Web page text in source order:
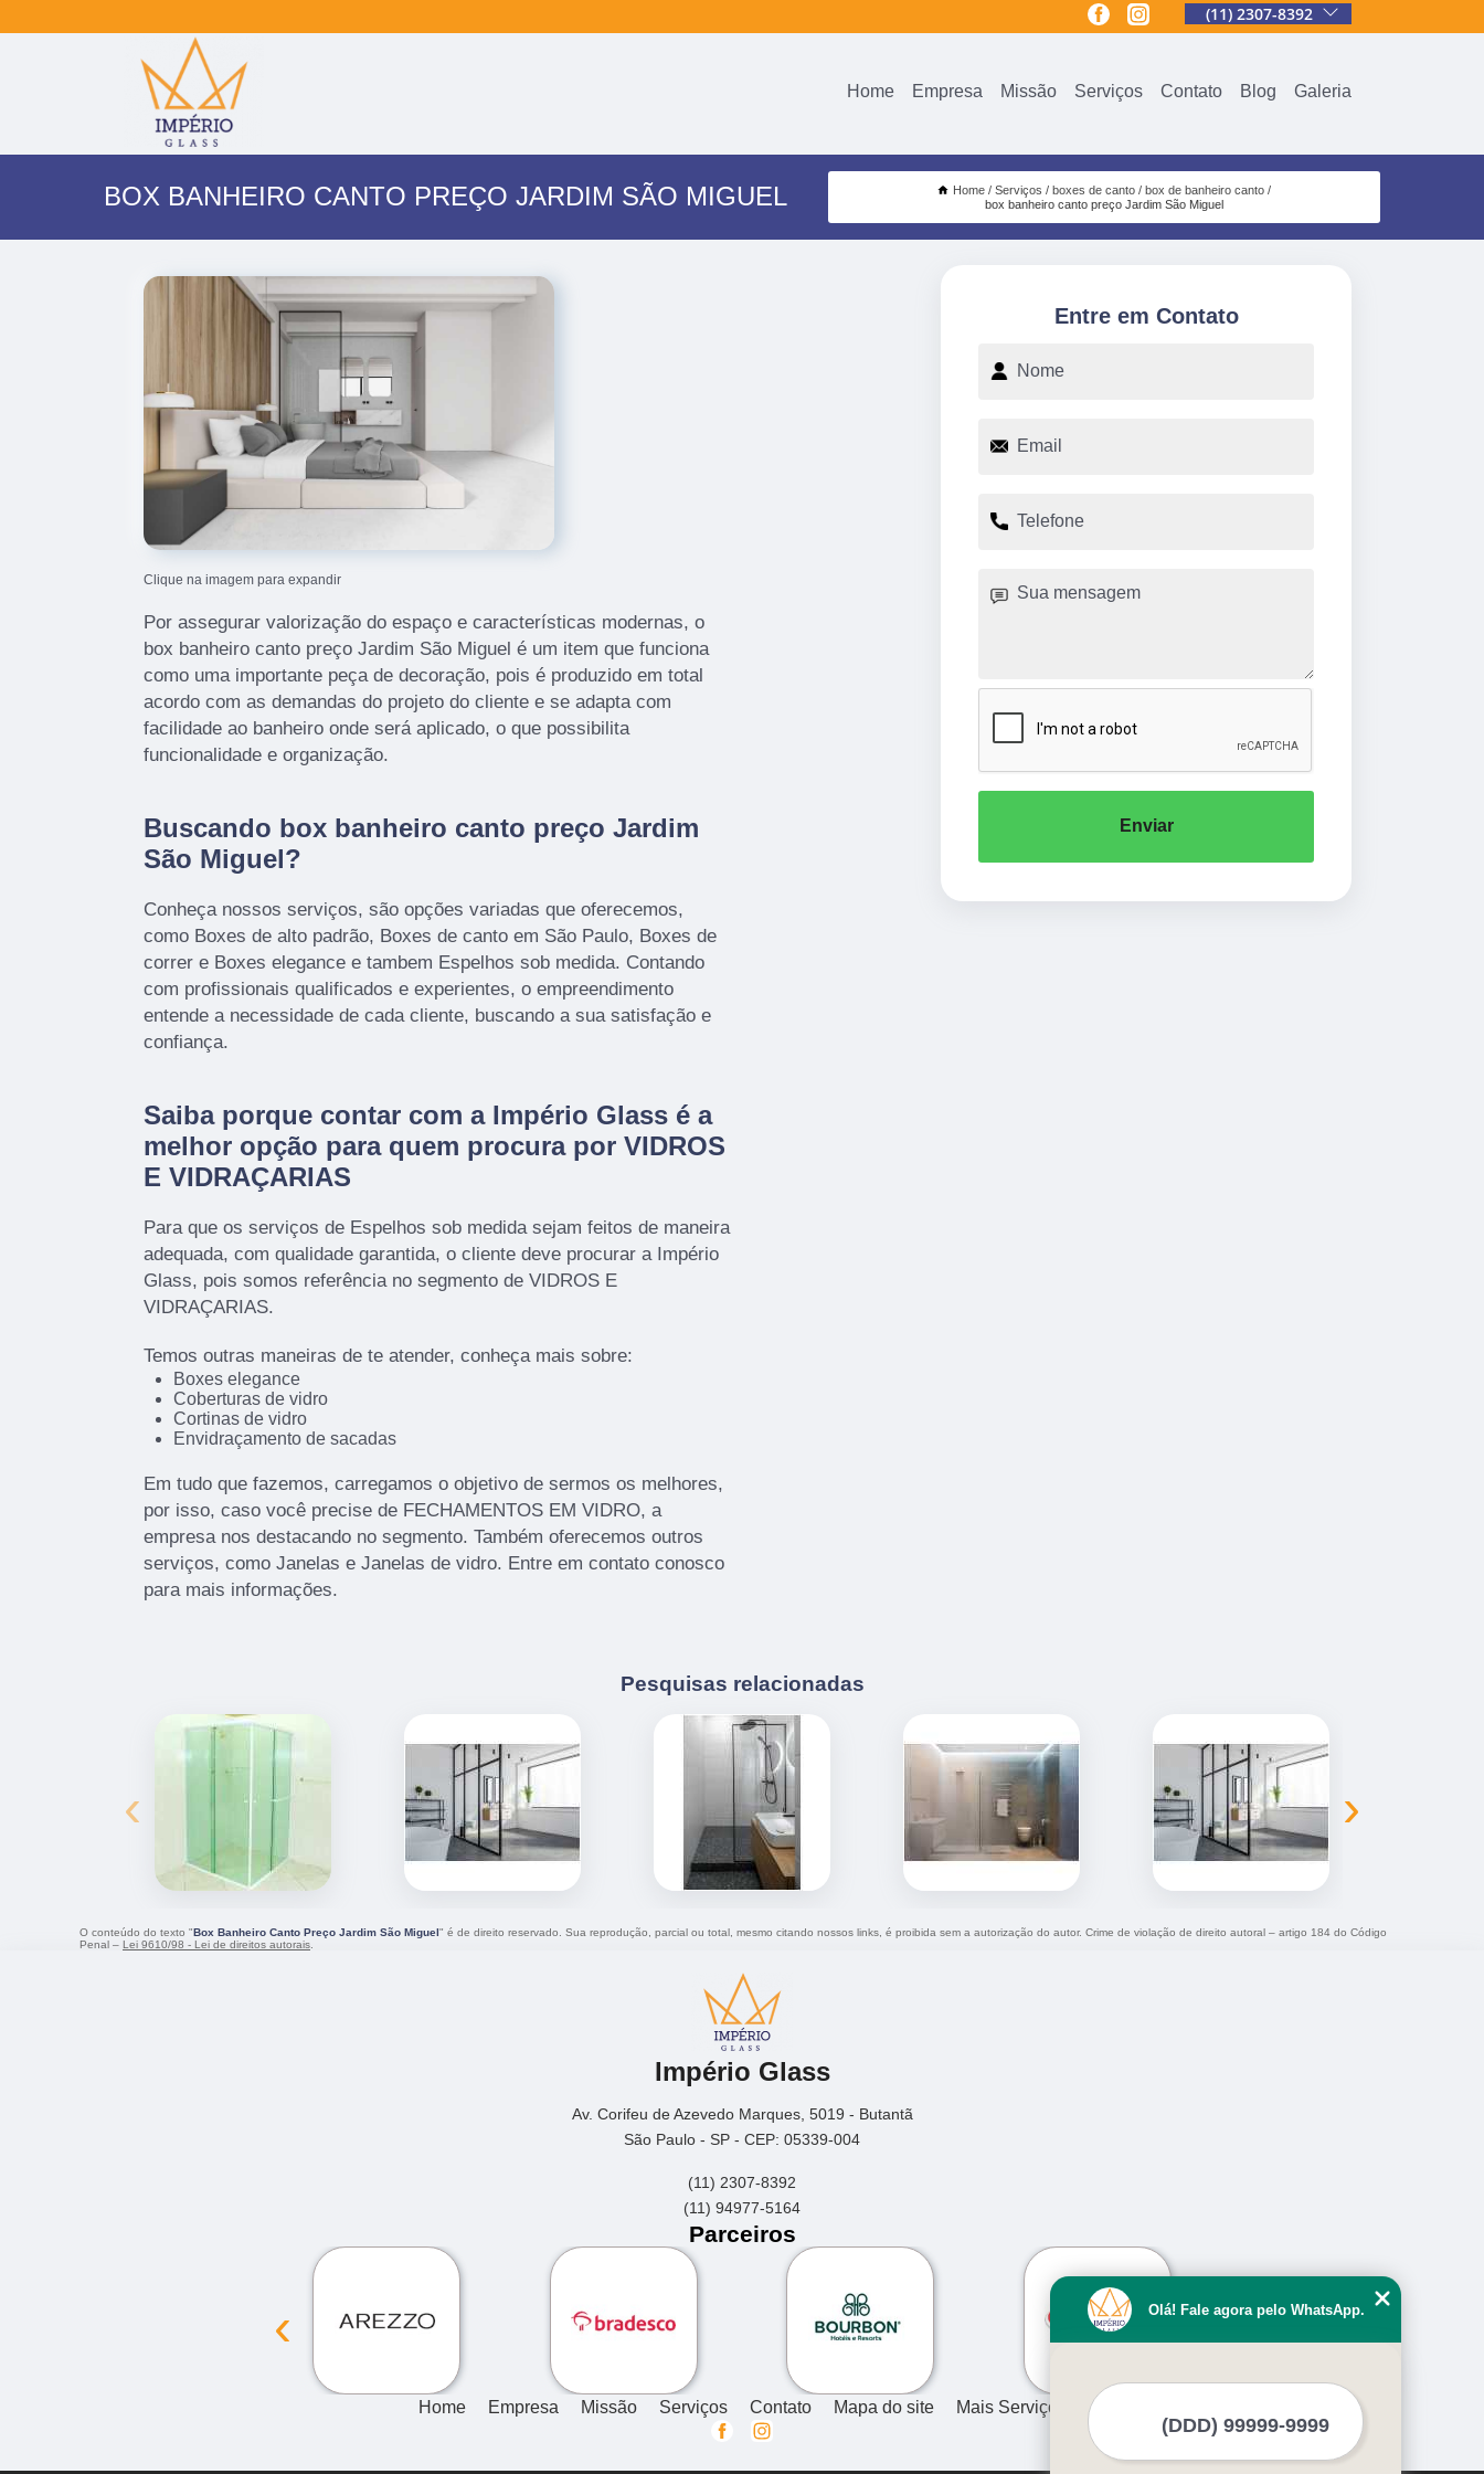
(11) 2307-8392
Home Empresa Missão Serviços Contato Blog Galeria
BOX BANHEIRO CANTO PREÇO JARDIM SÃO MIGUEL Home Serviços boxes de canto
box de banheiro canto
box banheiro canto preço Jardim São Miguel
Clique na imagem para expandir
Por assegurar valorização do espaço e características modernas, o
box banheiro canto preço Jardim São Miguel é um item que funciona
como uma importante peça de decoração, pois é produzido em total
acordo com as demandas do projeto do cliente e se adapta com
facilidade ao banheiro onde será aplicado, o que possibilita
funcionalidade e organização.
Buscando box banheiro canto preço Jardim
São Miguel?
Conheça nossos serviços, são opções variadas que oferecemos,
como Boxes de alto padrão, Boxes de canto em São Paulo, Boxes de
correr e Boxes elegance e tambem Espelhos sob medida. Contando
com profissionais qualificados e experientes, o empreendimento
entende a necessidade de cada cliente, buscando a sua satisfação e
confiança.
Saiba porque contar com a Império Glass é a
melhor opção para quem procura por VIDROS
E VIDRAÇARIAS
Para que os serviços de Espelhos sob medida sejam feitos de maneira
adequada, com qualidade garantida, o cliente deve procurar a Império
Glass, pois somos referência no segmento de VIDROS E
VIDRAÇARIAS.
Temos outras maneiras de te atender, conheça mais sobre:
Boxes elegance
Coberturas de vidro
Cortinas de vidro
Envidraçamento de sacadas
Em tudo que fazemos, carregamos o objetivo de sermos os melhores,
por isso, caso você precise de FECHAMENTOS EM VIDRO, a
empresa nos destacando no segmento. Também oferecemos outros
serviços, como Janelas e Janelas de vidro. Entre em contato conosco
para mais informações.
Entre em Contato
Enviar
Pesquisas relacionadas
‹ ›
O conteúdo do texto "Box Banheiro Canto Preço Jardim São Miguel" é de direito reservado. Sua reprodução, parcial ou total, mesmo citando nossos links, é proibida sem a autorização do autor. Crime de violação de direito autoral – artigo 184 do Código
Penal – Lei 9610/98 - Lei de direitos autorais
Império Glass
Av. Corifeu de Azevedo Marques, 5019 - Butantã
São Paulo - SP - CEP: 05339-004
(11) 2307-8392
(11) 94977-5164
Parceiros
‹ ›
Home Empresa Missão Serviços Contato Mapa do site Mais Serviços
Olá! Fale agora pelo WhatsApp.